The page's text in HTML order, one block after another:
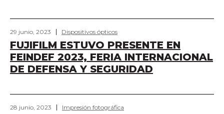
29 junio, 2023 Dispositivos ópticos
FUJIFILM ESTUVO PRESENTE EN
FEINDEF 2023, FERIA INTERNACIONAL
DE DEFENSA Y SEGURIDAD
28 junio, 2023 Impresión fotográfica